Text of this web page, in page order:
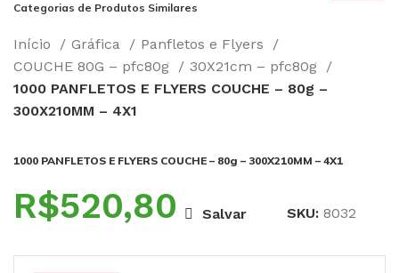
Categorias de Produtos Similares
Início Gráfica
Panfletos e Flyers
COUCHE 80G – pfc80g
30X21cm – pfc80g
1000 PANFLETOS E FLYERS COUCHE – 80g –
300X210MM – 4X1
1000 PANFLETOS E FLYERS COUCHE – 80g – 300X210MM – 4X1
R$ Salvar SKU:8032